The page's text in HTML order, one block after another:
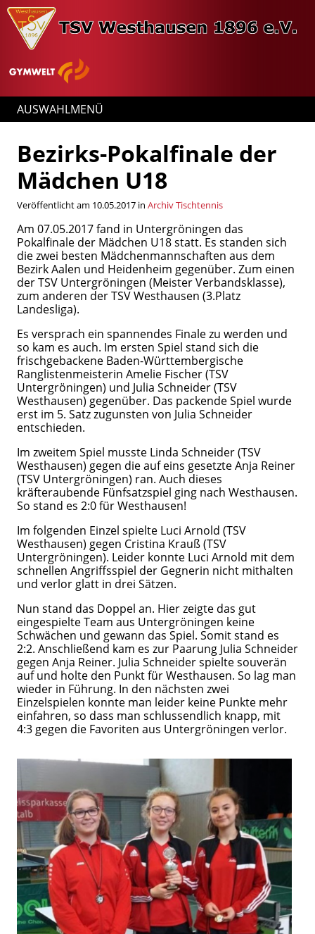
AUSWAHLMENÜ
Bezirks-Pokalfinale der
Mädchen U18
Veröffentlicht am 10.05.2017 in Archiv Tischtennis
Am 07.05.2017 fand in Untergröningen das
Pokalfinale der Mädchen U18 statt. Es standen sich
die zwei besten Mädchenmannschaften aus dem
Bezirk Aalen und Heidenheim gegenüber. Zum einen
der TSV Untergröningen (Meister Verbandsklasse),
zum anderen der TSV Westhausen (3.Platz
Landesliga).
Es versprach ein spannendes Finale zu werden und
so kam es auch. Im ersten Spiel stand sich die
frischgebackene Baden-Württembergische
Ranglistenmeisterin Amelie Fischer (TSV
Untergröningen) und Julia Schneider (TSV
Westhausen) gegenüber. Das packende Spiel wurde
erst im 5. Satz zugunsten von Julia Schneider
entschieden.
Im zweitem Spiel musste Linda Schneider (TSV
Westhausen) gegen die auf eins gesetzte Anja Reiner
(TSV Untergröningen) ran. Auch dieses
kräfteraubende Fünfsatzspiel ging nach Westhausen.
So stand es 2:0 für Westhausen!
Im folgenden Einzel spielte Luci Arnold (TSV
Westhausen) gegen Cristina Krauß (TSV
Untergröningen). Leider konnte Luci Arnold mit dem
schnellen Angriffsspiel der Gegnerin nicht mithalten
und verlor glatt in drei Sätzen.
Nun stand das Doppel an. Hier zeigte das gut
eingespielte Team aus Untergröningen keine
Schwächen und gewann das Spiel. Somit stand es
2:2. Anschließend kam es zur Paarung Julia Schneider
gegen Anja Reiner. Julia Schneider spielte souverän
auf und holte den Punkt für Westhausen. So lag man
wieder in Führung. In den nächsten zwei
Einzelspielen konnte man leider keine Punkte mehr
einfahren, so dass man schlussendlich knapp, mit
4:3 gegen die Favoriten aus Untergröningen verlor.